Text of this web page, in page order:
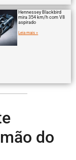
Hennessey Blackbird
mira 354 km/h com V8
aspirado
Leia mais »
do